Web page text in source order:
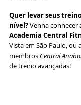
Quer levar seus
nível? Venha conhecer
Academia Central
Vista em São Paulo, ou
membros Central
de treino avançadas!